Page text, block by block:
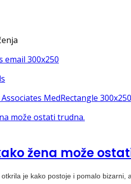
žena može
je kako postoje i pomalo